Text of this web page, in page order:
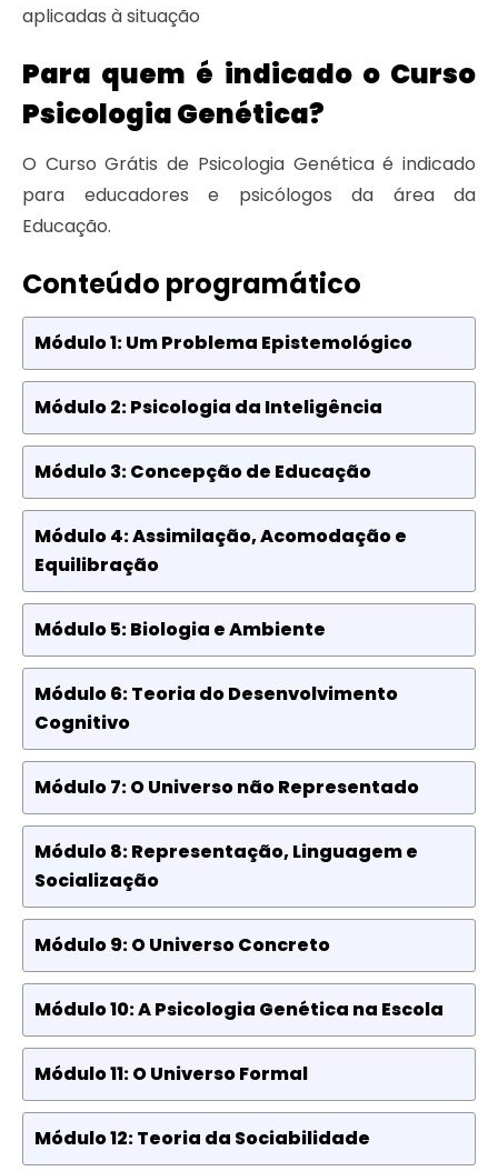
aplicadas à situação
Para quem é indicado o Curso
Psicologia Genética?
O Curso Grátis de Psicologia Genética é indicado
para educadores e psicólogos da área da
Educação.
Conteúdo programático
Módulo 1: Um Problema Epistemológico
Módulo 2: Psicologia da Inteligência
Módulo 3: Concepção de Educação
Módulo 4: Assimilação, Acomodação e
Equilibração
Módulo 5: Biologia e Ambiente
Módulo 6: Teoria do Desenvolvimento
Cognitivo
Módulo 7: O Universo não Representado
Módulo 8: Representação, Linguagem e
Socialização
Módulo 9: O Universo Concreto
Módulo 10: A Psicologia Genética na Escola
Módulo 11: O Universo Formal
Módulo 12: Teoria da Sociabilidade